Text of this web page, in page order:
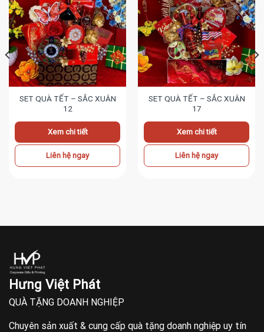
SET QUÀ TẾT – SẮC XUÂN
12
Xem chi tiết
Liên hệ ngay
SET QUÀ TẾT – SẮC XUÂN
17
Xem chi tiết
Liên hệ ngay
Hưng Việt Phát
QUÀ TẶNG DOANH NGHIỆP
Chuyên sản xuất & cung cấp quà tặng doanh nghiệp uy tín